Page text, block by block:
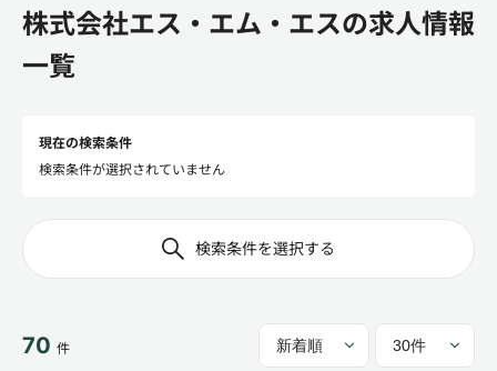
株式会社エス・エム・エスの求人情報
一覧
現在の検索条件
検索条件が選択されていません
検索条件を選択する
70 件